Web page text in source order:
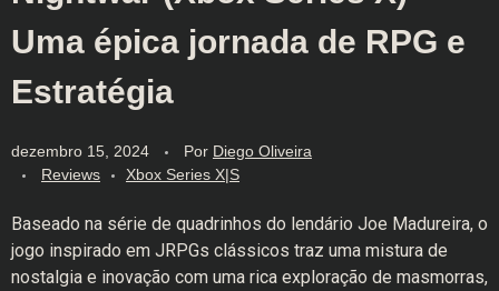
Uma épica jornada de RPG e
Estratégia
dezembro 15, 2024 Por Diego Oliveira
Reviews
Xbox Series X|S
Baseado na série de quadrinhos do lendário Joe Madureira, o
jogo inspirado em JRPGs clássicos traz uma mistura de
nostalgia e inovação com uma rica exploração de masmorras,